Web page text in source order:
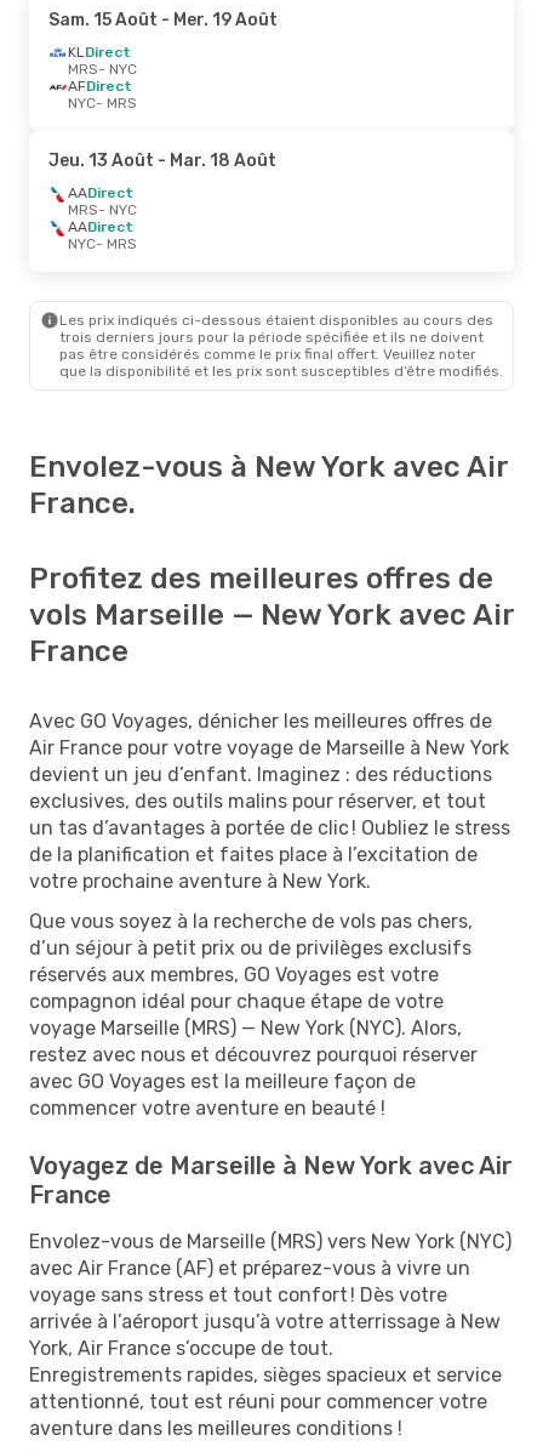
Sam. 15 Août - Mer. 19 Août
KLDirect
MRS- NYC
AFDirect
NYC- MRS
Jeu. 13 Août - Mar. 18 Août
AADirect
MRS- NYC
AADirect
NYC- MRS
Les prix indiqués ci-dessous étaient disponibles au cours des
trois derniers jours pour la période spécifiée et ils ne doivent
pas être considérés comme le prix final offert. Veuillez noter
que la disponibilité et les prix sont susceptibles d’être modifiés.
Envolez-vous à New York avec Air
France.
Profitez des meilleures offres de
vols Marseille — New York avec Air
France
Avec GO Voyages, dénicher les meilleures offres de
Air France pour votre voyage de Marseille à New York
devient un jeu d’enfant. Imaginez : des réductions
exclusives, des outils malins pour réserver, et tout
un tas d’avantages à portée de clic ! Oubliez le stress
de la planification et faites place à l’excitation de
votre prochaine aventure à New York.
Que vous soyez à la recherche de vols pas chers,
d’un séjour à petit prix ou de privilèges exclusifs
réservés aux membres, GO Voyages est votre
compagnon idéal pour chaque étape de votre
voyage Marseille (MRS) — New York (NYC). Alors,
restez avec nous et découvrez pourquoi réserver
avec GO Voyages est la meilleure façon de
commencer votre aventure en beauté !
Voyagez de Marseille à New York avec Air
France
Envolez-vous de Marseille (MRS) vers New York (NYC)
avec Air France (AF) et préparez-vous à vivre un
voyage sans stress et tout confort ! Dès votre
arrivée à l’aéroport jusqu’à votre atterrissage à New
York, Air France s’occupe de tout.
Enregistrements rapides, sièges spacieux et service
attentionné, tout est réuni pour commencer votre
aventure dans les meilleures conditions !